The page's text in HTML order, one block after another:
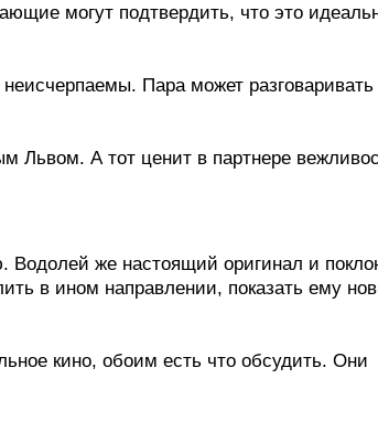
могут подтвердить, что это
Пара может разговаривать
Львом. А тот ценит в партнере
же настоящий оригинал и
в ином направлении, показать ему
кино, обоим есть что обсудить. Они